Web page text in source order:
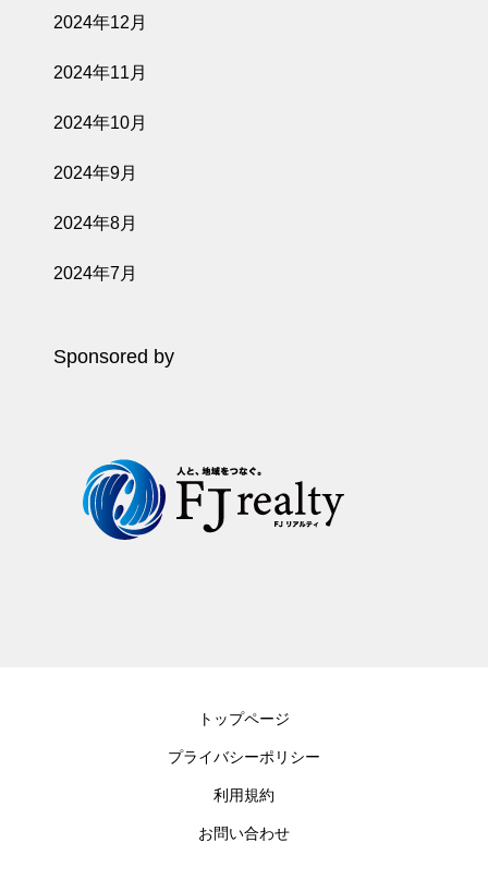
2024年12月
2024年11月
2024年10月
2024年9月
2024年8月
2024年7月
Sponsored by
トップページ
プライバシーポリシー
利用規約
お問い合わせ